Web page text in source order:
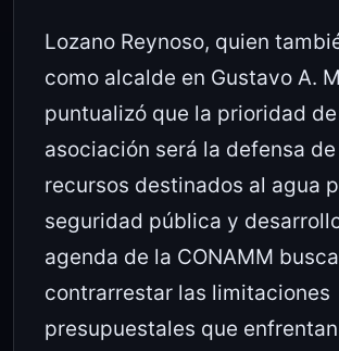
Lozano Reynoso, quien
como alcalde en Gustavo A.
puntualizó que la prioridad
asociación será la defensa
recursos destinados al agua
seguridad pública y
agenda de la CONAMM busca
contrarrestar las limitaciones
presupuestales que